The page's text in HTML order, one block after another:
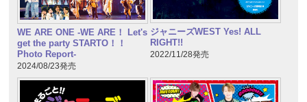
WE ARE ONE -WE ARE！ Let's
get the party STARTO！！
Photo Report-
2024/08/23発売
ジャニーズWEST Yes! ALL
RIGHT!!
2022/11/28発売